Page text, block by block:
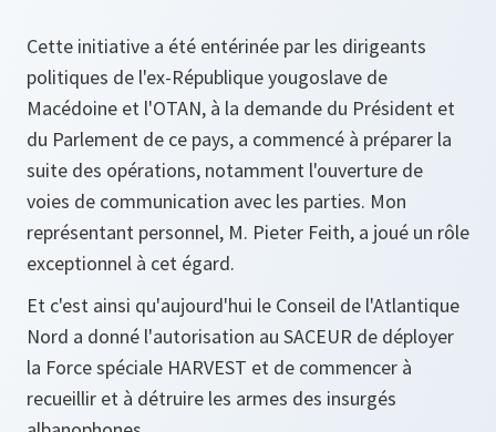
Cette initiative a été entérinée par les dirigeants
politiques de l'ex-République yougoslave de
Macédoine et l'OTAN, à la demande du Président et
du Parlement de ce pays, a commencé à préparer la
suite des opérations, notamment l'ouverture de
voies de communication avec les parties. Mon
représentant personnel, M. Pieter Feith, a joué un rôle
exceptionnel à cet égard.
Et c'est ainsi qu'aujourd'hui le Conseil de l'Atlantique
Nord a donné l'autorisation au SACEUR de déployer
la Force spéciale HARVEST et de commencer à
recueillir et à détruire les armes des insurgés